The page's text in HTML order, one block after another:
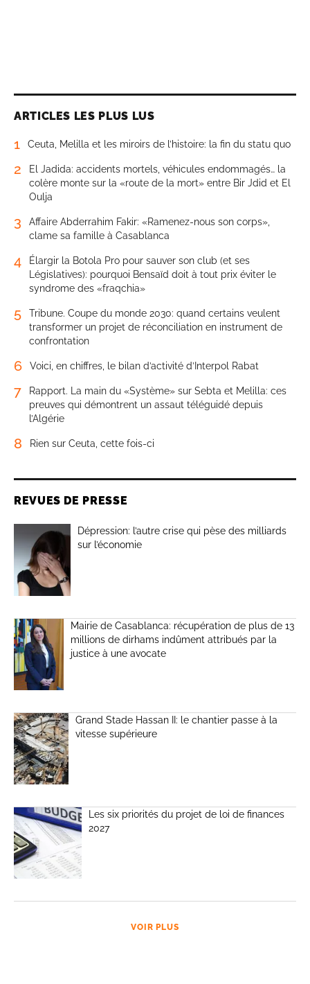
ARTICLES LES PLUS LUS
1 Ceuta, Melilla et les miroirs de l’histoire: la fin du statu quo
2
El Jadida: accidents mortels, véhicules endommagés… la
colère monte sur la «route de la mort» entre Bir Jdid et El
Oulja
3
Affaire Abderrahim Fakir: «Ramenez-nous son corps»,
clame sa famille à Casablanca
4
Élargir la Botola Pro pour sauver son club (et ses
Législatives): pourquoi Bensaïd doit à tout prix éviter le
syndrome des «fraqchia»
5
Tribune. Coupe du monde 2030: quand certains veulent
transformer un projet de réconciliation en instrument de
confrontation
6 Voici, en chiffres, le bilan d’activité d’Interpol Rabat
7
Rapport. La main du «Système» sur Sebta et Melilla: ces
preuves qui démontrent un assaut téléguidé depuis
l’Algérie
8 Rien sur Ceuta, cette fois-ci
REVUES DE PRESSE
Dépression: l’autre crise qui pèse des milliards
sur l’économie
Mairie de Casablanca: récupération de plus de 13
millions de dirhams indûment attribués par la
justice à une avocate
Grand Stade Hassan II: le chantier passe à la
vitesse supérieure
Les six priorités du projet de loi de finances
2027
VOIR PLUS